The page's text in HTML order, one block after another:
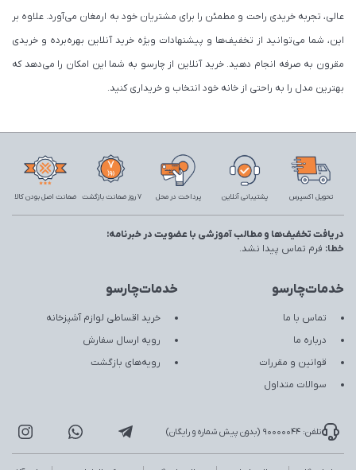
عالی، تجربه خریدی راحت و مطمئن را برای مشتریان خود به ارمغان می‌آورد. علاوه بر
این، شما می‌توانید از تخفیف‌ها و پیشنهادات ویژه خرید آنلاین بهره‌برده و خریدی
مقرون به صرفه انجام دهید. خرید آنلاین از چارسو به شما این امکان را می‌دهد که
بهترین مدل را به راحتی از خانه خود انتخاب و خریداری کنید.
تحویل اکسپرس پشتیبانی آنلاین پرداخت در محل 7 روز ضمانت بازگشت ضمانت اصل بودن کالا
خدمات‌چارسو
تماس با ما
درباره ما
قوانین و مقررات
سوالات متداول
خدمات‌چارسو
خرید اقساطی لوازم آشپزخانه
رویه ارسال سفارش
رویه‌های بازگشت
دریافت تخفیف‌ها و مطالب آموزشی با عضویت در خبرنامه:
خطا: فرم تماس پیدا نشد.
تلفن: 90000044 (بدون پیش شماره و رایگان)